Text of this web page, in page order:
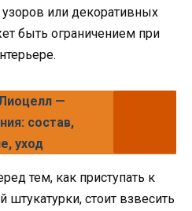
или декоративных
быть ограничением при
—
состав,
уход
тем, как приступать к
штукатурки, стоит взвесить